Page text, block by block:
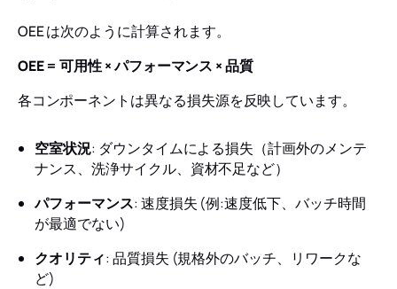
OEE は次のように計算されます。
OEE = 可用性 × パフォーマンス × 品質
各コンポーネントは異なる損失源を反映しています。
空室状況: ダウンタイムによる損失（計画外のメンテ
ナンス、洗浄サイクル、資材不足など）
パフォーマンス: 速度損失 (例:速度低下、バッチ時間
が最適でない)
クオリティ: 品質損失 (規格外のバッチ、リワークな
ど)